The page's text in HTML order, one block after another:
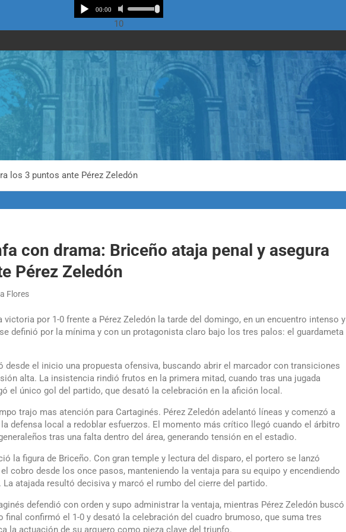
10
los 3 puntos ante Pérez Zeledón
con drama: Briceño ataja penal y asegura
Pérez Zeledón
Flores
victoria por 1-0 frente a Pérez Zeledón la tarde del domingo, en un encuentro intenso y
definió por la mínima y con un protagonista claro bajo los tres palos: el guardameta
el inicio una propuesta ofensiva, buscando abrir el marcador con transiciones
alta. La insistencia rindió frutos en la primera mitad, cuando tras una jugada
el único gol del partido, que desató la celebración en la afición local.
trajo mas atención para Cartaginés. Pérez Zeledón adelantó líneas y comenzó a
defensa local a redoblar esfuerzos. El momento más crítico llegó cuando el árbitro
tras una falta dentro del área, generando tensión en el estadio.
la figura de Briceño. Con gran temple y lectura del disparo, el portero se lanzó
cobro desde los once pasos, manteniendo la ventaja para su equipo y encendiendo
atajada resultó decisiva y marcó el rumbo del cierre del partido.
defendió con orden y supo administrar la ventaja, mientras Pérez Zeledón buscó
final confirmó el 1-0 y desató la celebración del cuadro brumoso, que suma tres
la actuación de su arquero como pieza clave del triunfo.